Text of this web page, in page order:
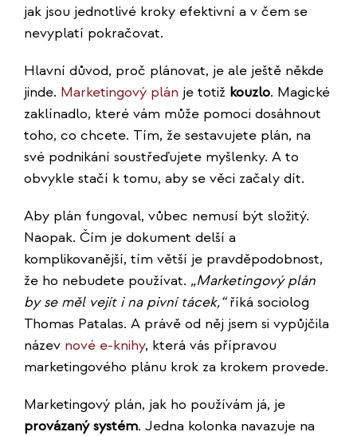
jak jsou jednotlivé kroky efektivní a v čem se
nevyplatí pokračovat.
Hlavní důvod, proč plánovat, je ale ještě někde
jinde. Marketingový plán je totiž kouzlo. Magické
zaklínadlo, které vám může pomoci dosáhnout
toho, co chcete. Tím, že sestavujete plán, na
své podnikání soustřeďujete myšlenky. A to
obvykle stačí k tomu, aby se věci začaly dít.
Aby plán fungoval, vůbec nemusí být složitý.
Naopak. Čím je dokument delší a
komplikovanější, tím větší je pravděpodobnost,
že ho nebudete používat. „Marketingový plán
by se měl vejít i na pivní tácek,“říká sociolog
Thomas Patalas. A právě od něj jsem si vypůjčila
název nové e-knihy, která vás přípravou
marketingového plánu krok za krokem provede.
Marketingový plán, jak ho používám já, je
provázaný systém. Jedna kolonka navazuje na